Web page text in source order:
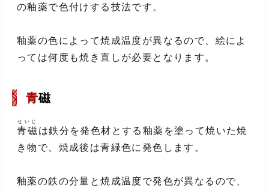
の釉薬で色付けする技法です。
釉薬の色によって焼成温度が異なるので、絵によ
っては何度も焼き直しが必要となります。
青磁
青磁
せいじ
は鉄分を発色材とする釉薬を塗って焼いた焼
き物で、焼成後は青緑色に発色します。
釉薬の鉄の分量と焼成温度で発色が異なるので、